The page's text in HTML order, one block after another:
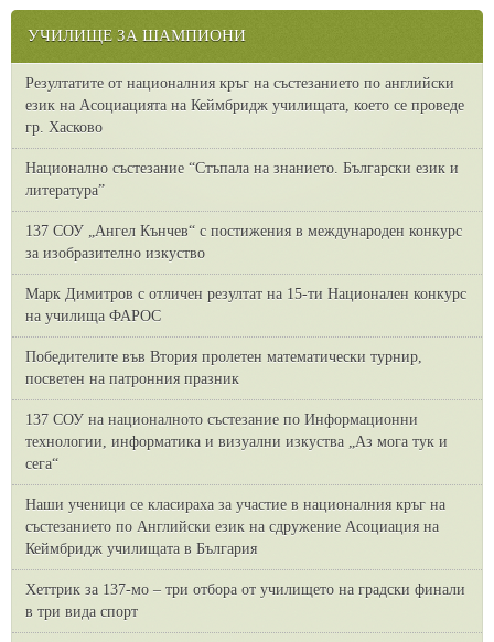
УЧИЛИЩЕ ЗА ШАМПИОНИ
Резултатите от националния кръг на състезанието по английски
език на Асоциацията на Кеймбридж училищата, което се проведе
гр. Хасково
Национално състезание “Стъпала на знанието. Български език и
литература”
137 СОУ „Ангел Кънчев“ с постижения в международен конкурс
за изобразително изкуство
Марк Димитров с отличен резултат на 15-ти Национален конкурс
на училища ФАРОС
Победителите във Втория пролетен математически турнир,
посветен на патронния празник
137 СОУ на националното състезание по Информационни
технологии, информатика и визуални изкуства „Аз мога тук и
сега“
Наши ученици се класираха за участие в националния кръг на
състезанието по Английски език на сдружение Асоциация на
Кеймбридж училищата в България
Хеттрик за 137-мо – три отбора от училището на градски финали
в три вида спорт